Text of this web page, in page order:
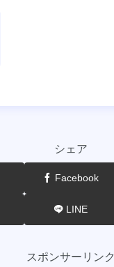
シェア
Facebook
LINE
スポンサーリンク